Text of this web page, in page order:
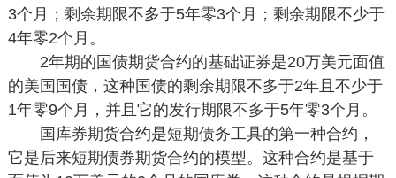
3个月；剩余期限不多于5年零3个月；剩余期限不少于
4年零2个月。
2年期的国债期货合约的基础证券是20万美元面值
的美国国债，这种国债的剩余期限不多于2年且不少于
1年零9个月，并且它的发行期限不多于5年零3个月。
国库券期货合约是短期债务工具的第一种合约，
它是后来短期债券期货合约的模型。这种合约是基于